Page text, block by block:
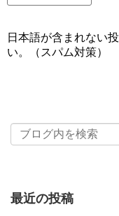
日本語が含まれない
い。（スパム対策）
最近の投稿